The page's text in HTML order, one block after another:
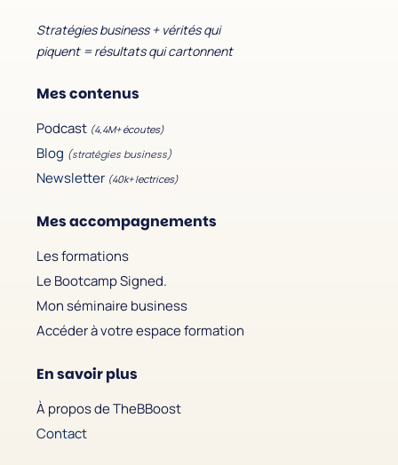
Stratégies business + vérités qui
piquent = résultats qui cartonnent
Mes contenus
Podcast (4,4M+ écoutes)
Blog (stratégies business)
Newsletter (40k+ lectrices)
Mes accompagnements
Les formations
Le Bootcamp Signed.
Mon séminaire business
Accéder à votre espace formation
En savoir plus
À propos de TheBBoost
Contact